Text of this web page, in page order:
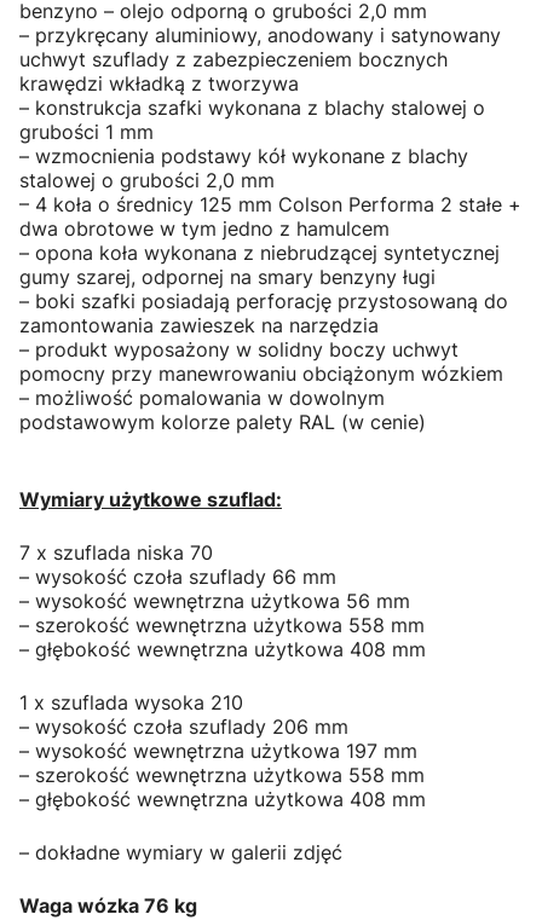
benzyno – olejo odporną o grubości 2,0 mm
– przykręcany aluminiowy, anodowany i satynowany
uchwyt szuflady z zabezpieczeniem bocznych
krawędzi wkładką z tworzywa
– konstrukcja szafki wykonana z blachy stalowej o
grubości 1 mm
– wzmocnienia podstawy kół wykonane z blachy
stalowej o grubości 2,0 mm
– 4 koła o średnicy 125 mm Colson Performa 2 stałe +
dwa obrotowe w tym jedno z hamulcem
– opona koła wykonana z niebrudzącej syntetycznej
gumy szarej, odpornej na smary benzyny ługi
– boki szafki posiadają perforację przystosowaną do
zamontowania zawieszek na narzędzia
– produkt wyposażony w solidny boczy uchwyt
pomocny przy manewrowaniu obciążonym wózkiem
– możliwość pomalowania w dowolnym
podstawowym kolorze palety RAL (w cenie)
Wymiary użytkowe szuflad:
7 x szuflada niska 70
– wysokość czoła szuflady 66 mm
– wysokość wewnętrzna użytkowa 56 mm
– szerokość wewnętrzna użytkowa 558 mm
– głębokość wewnętrzna użytkowa 408 mm
1 x szuflada wysoka 210
– wysokość czoła szuflady 206 mm
– wysokość wewnętrzna użytkowa 197 mm
– szerokość wewnętrzna użytkowa 558 mm
– głębokość wewnętrzna użytkowa 408 mm
– dokładne wymiary w galerii zdjęć
Waga wózka 76 kg